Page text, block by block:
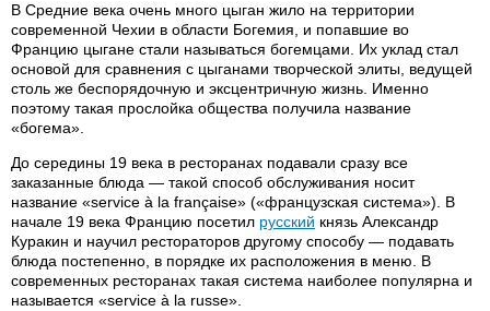
В Средние века очень много цыган жило на территории
современной Чехии в области Богемия, и попавшие во
Францию цыгане стали называться богемцами. Их уклад стал
основой для сравнения с цыганами творческой элиты, ведущей
столь же беспорядочную и эксцентричную жизнь. Именно
поэтому такая прослойка общества получила название
«богема».
До середины 19 века в ресторанах подавали сразу все
заказанные блюда — такой способ обслуживания носит
название «service à la française» («французская система»). В
начале 19 века Францию посетил русский князь Александр
Куракин и научил рестораторов другому способу — подавать
блюда постепенно, в порядке их расположения в меню. В
современных ресторанах такая система наиболее популярна и
называется «service à la russe».